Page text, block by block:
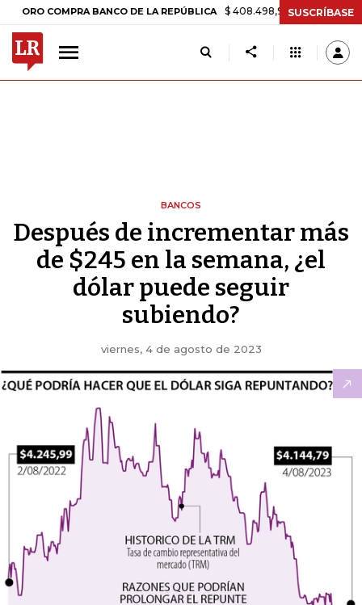
COMPRA BANCO DE LA REPÚBLICA $ 408.498,97 +$ 8.753,81 +2,19%
SUSCRÍBASE
BANCOS
Después de incrementar más
de $245 en la semana, ¿el
dólar puede seguir
subiendo?
viernes, 4 de agosto de 2023